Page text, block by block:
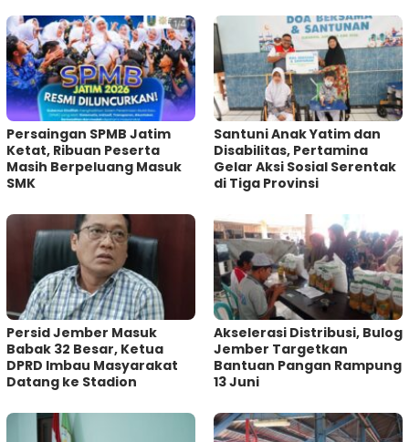
Persaingan SPMB Jatim
Ketat, Ribuan Peserta
Masih Berpeluang Masuk
SMK
Santuni Anak Yatim dan
Disabilitas, Pertamina
Gelar Aksi Sosial Serentak
di Tiga Provinsi
Persid Jember Masuk
Babak 32 Besar, Ketua
DPRD Imbau Masyarakat
Datang ke Stadion
Akselerasi Distribusi, Bulog
Jember Targetkan
Bantuan Pangan Rampung
13 Juni